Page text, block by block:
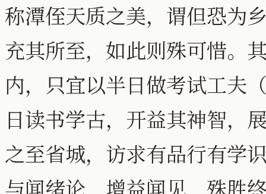
称潭侄天质之美，谓但恐为
充其所至，如此则殊可惜。
内，只宜以半日做考试工夫
日读书学古，开益其神智，
之至省城，访求有品行有学
与闻绪论，增益闻见，殊胜